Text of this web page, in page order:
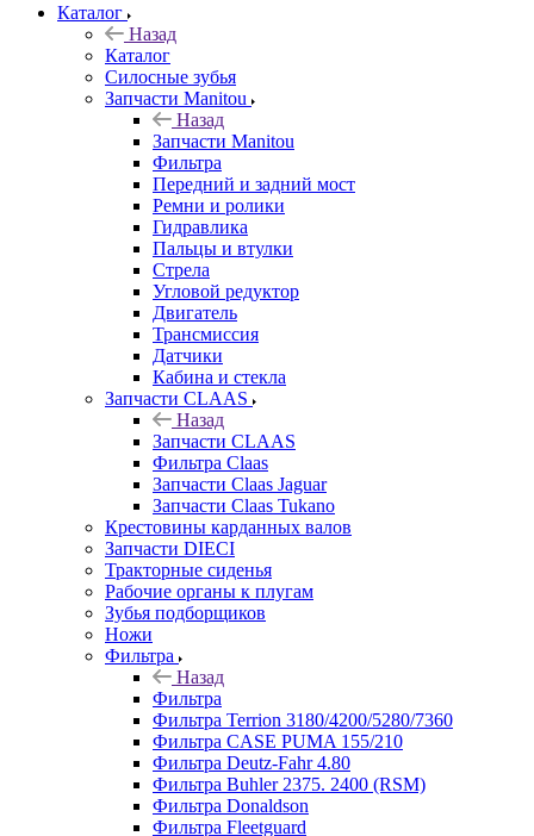
Каталог
Назад
Каталог
Cилосные зубья
Запчасти Manitou
Назад
Запчасти Manitou
Фильтра
Передний и задний мост
Ремни и ролики
Гидравлика
Пальцы и втулки
Стрела
Угловой редуктор
Двигатель
Трансмиссия
Датчики
Кабина и стекла
Запчасти CLAAS
Назад
Запчасти CLAAS
Фильтра Claas
Запчасти Claas Jaguar
Запчасти Claas Tukano
Крестовины карданных валов
Запчасти DIECI
Тракторные сиденья
Рабочие органы к плугам
Зубья подборщиков
Ножи
Фильтра
Назад
Фильтра
Фильтра Terrion 3180/4200/5280/7360
Фильтра CASE PUMA 155/210
Фильтра Deutz-Fahr 4.80
Фильтра Buhler 2375. 2400 (RSM)
Фильтра Donaldson
Фильтра Fleetguard